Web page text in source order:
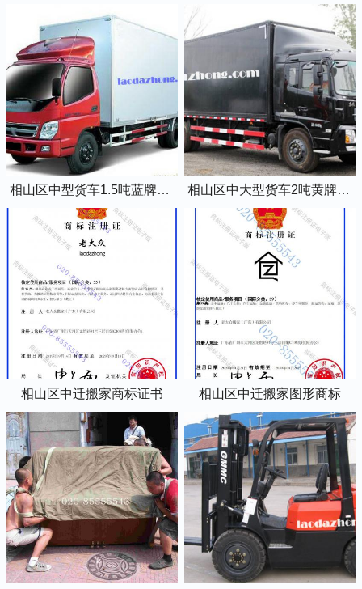
相山区中型货车1.5吨蓝牌4米2厢式货车 相山区中大型货车2吨黄牌5米2厢式货车
相山区中迁搬家商标证书 相山区中迁搬家图形商标